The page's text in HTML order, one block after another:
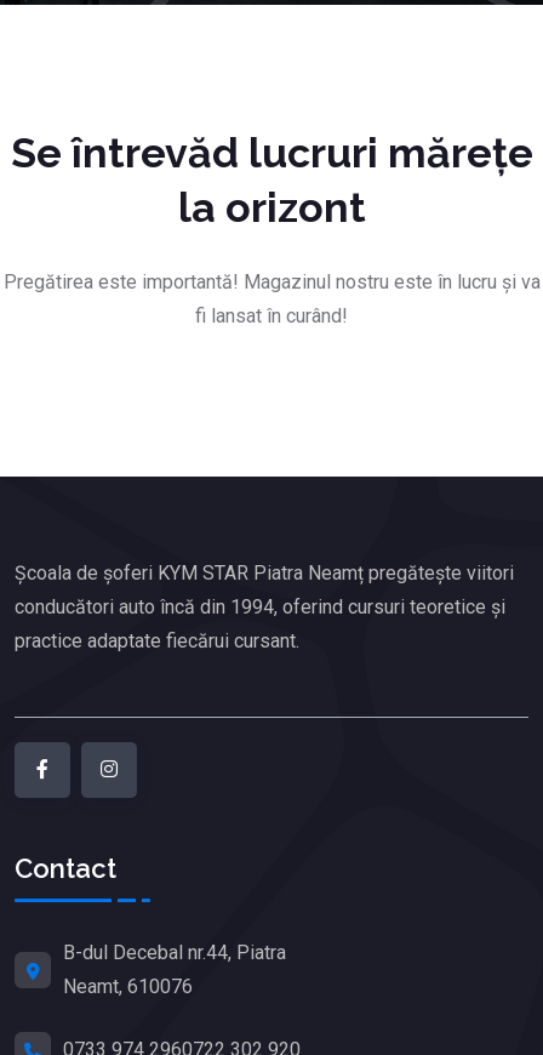
Se întrevăd lucruri mărețe
la orizont
Pregătirea este importantă! Magazinul nostru este în lucru și va
fi lansat în curând!
Școala de șoferi KYM STAR Piatra Neamț pregătește viitori
conducători auto încă din 1994, oferind cursuri teoretice și
practice adaptate fiecărui cursant.
Contact
B-dul Decebal nr.44, Piatra
Neamt, 610076
0733 974 2960722 302 920